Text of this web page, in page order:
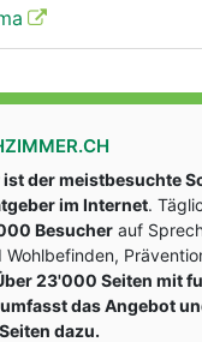
der meistbesuchte
im Internet.
Besucher auf
Wohlbefinden,
23'000 Seiten mit
das Angebot
dazu.